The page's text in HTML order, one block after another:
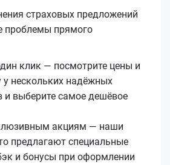
страховых предложений
проблемы прямого
клик — посмотрите цены и
у нескольких надёжных
и выберите самое дешёвое
акциям — наши
предлагают специальные
и бонусы при оформлении